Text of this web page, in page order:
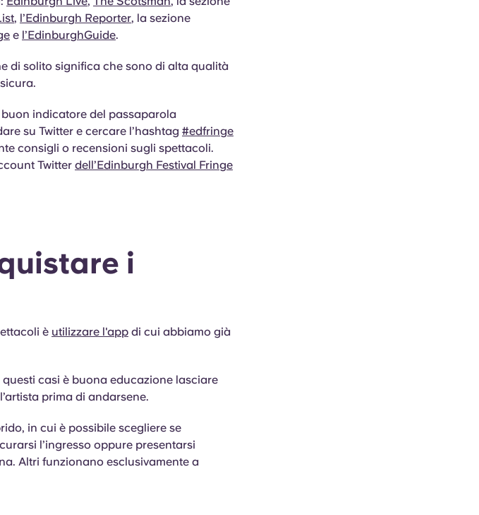
, l’Edinburgh Reporter, la sezione
e l’EdinburghGuide.
di solito significa che sono di alta qualità
indicatore del passaparola
su Twitter e cercare l’hashtag #edfringe
consigli o recensioni sugli spettacoli.
Twitter dell’Edinburgh Festival Fringe
i
è utilizzare l'app di cui abbiamo già
questi casi è buona educazione lasciare
prima di andarsene.
in cui è possibile scegliere se
l’ingresso oppure presentarsi
Altri funzionano esclusivamente a